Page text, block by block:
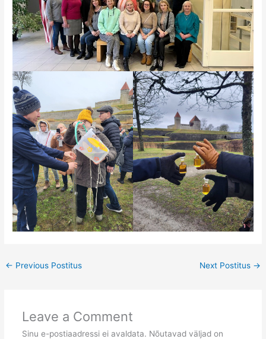
← Previous Postitus Next Postitus →
Leave a Comment
Sinu e-postiaadressi ei avaldata. Nõutavad väljad on